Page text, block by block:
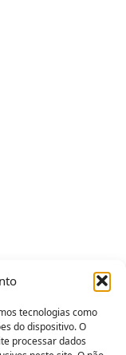
tecnologias como
do dispositivo. O
processar dados